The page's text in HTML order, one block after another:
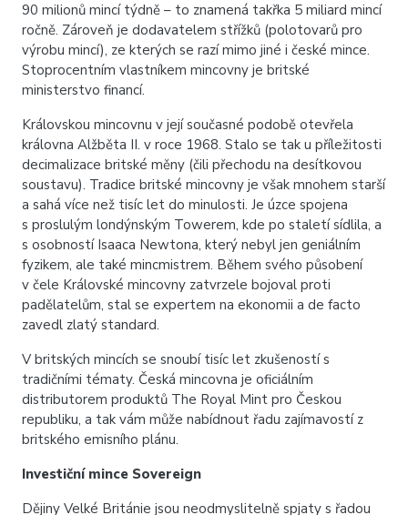
90 milionů mincí týdně – to znamená takřka 5 miliard mincí
ročně. Zároveň je dodavatelem střížků (polotovarů pro
výrobu mincí), ze kterých se razí mimo jiné i české mince.
Stoprocentním vlastníkem mincovny je britské
ministerstvo financí.
Královskou mincovnu v její současné podobě otevřela
královna Alžběta II. v roce 1968. Stalo se tak u příležitosti
decimalizace britské měny (čili přechodu na desítkovou
soustavu). Tradice britské mincovny je však mnohem starší
a sahá více než tisíc let do minulosti. Je úzce spojena
s proslulým londýnským Towerem, kde po staletí sídlila, a
s osobností Isaaca Newtona, který nebyl jen geniálním
fyzikem, ale také mincmistrem. Během svého působení
v čele Královské mincovny zatvrzele bojoval proti
padělatelům, stal se expertem na ekonomii a de facto
zavedl zlatý standard.
V britských mincích se snoubí tisíc let zkušeností s
tradičními tématy. Česká mincovna je oficiálním
distributorem produktů The Royal Mint pro Českou
republiku, a tak vám může nabídnout řadu zajímavostí z
britského emisního plánu.
Investiční mince Sovereign
Dějiny Velké Británie jsou neodmyslitelně spjaty s řadou